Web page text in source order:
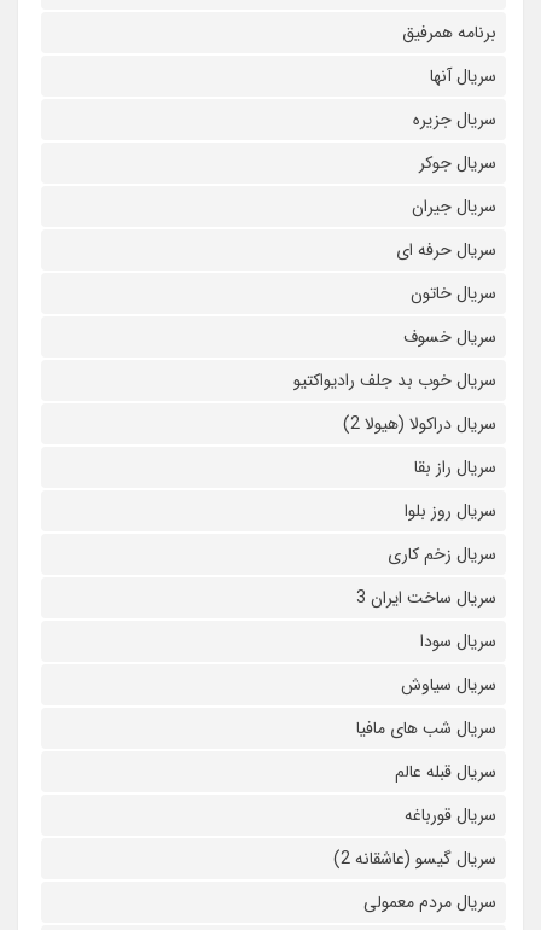
برنامه همرفیق
سریال آنها
سریال جزیره
سریال جوکر
سریال جیران
سریال حرفه ای
سریال خاتون
سریال خسوف
سریال خوب بد جلف رادیواکتیو
سریال دراکولا (هیولا 2)
سریال راز بقا
سریال روز بلوا
سریال زخم کاری
سریال ساخت ایران 3
سریال سودا
سریال سیاوش
سریال شب های مافیا
سریال قبله عالم
سریال قورباغه
سریال گیسو (عاشقانه 2)
سریال مردم معمولی